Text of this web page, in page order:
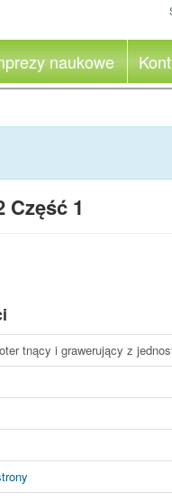
naukowe
1
tnący i grawerujący z